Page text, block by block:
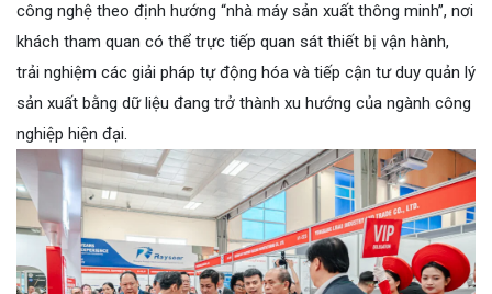
công nghệ theo định hướng “nhà máy sản xuất thông minh”, nơi
khách tham quan có thể trực tiếp quan sát thiết bị vận hành,
trải nghiệm các giải pháp tự động hóa và tiếp cận tư duy quản lý
sản xuất bằng dữ liệu đang trở thành xu hướng của ngành công
nghiệp hiện đại.